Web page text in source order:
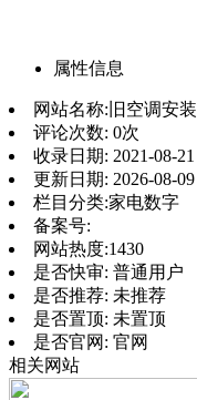
属性信息
网站名称: 旧空调安装
评论次数: 0次
收录日期: 2021-08-21
更新日期: 2026-08-09
栏目分类:家电数字
备案号:
网站热度:1430
是否快审: 普通用户
是否推荐: 未推荐
是否置顶: 未置顶
是否官网: 官网
相关网站